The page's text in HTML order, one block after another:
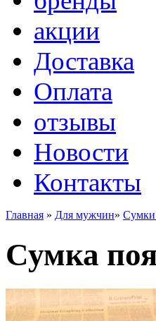
акции
Доставка
Оплата
отзывы
Новости
Контакты
Главная » Для мужчин» Сумки
Сумка